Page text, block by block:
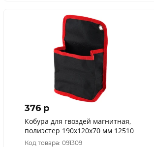
376 p
Кобура для гвоздей магнитная,
полиэстер 190х120х70 мм 12510
Код товара: 091309